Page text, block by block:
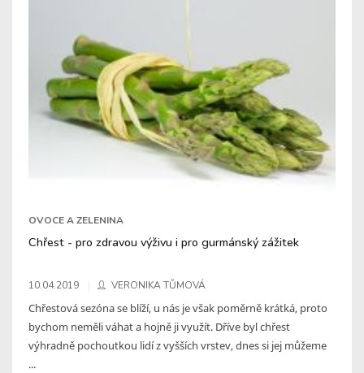
OVOCE A ZELENINA
Chřest - pro zdravou výživu i pro gurmánský zážitek
10.04.2019 VERONIKA TŮMOVÁ
Chřestová sezóna se blíží, u nás je však poměrně krátká, proto
bychom neměli váhat a hojně ji využít. Dříve byl chřest
výhradně pochoutkou lidí z vyšších vrstev, dnes si jej můžeme
...